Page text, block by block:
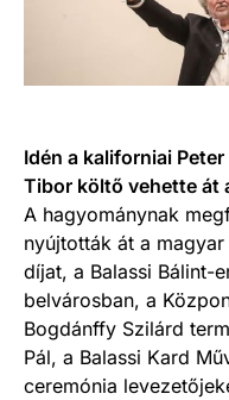
Idén a kaliforniai
Tibor költő vehette át
A hagyománynak
nyújtották át a
díjat, a Balassi Bálint-
belvárosban, a
Bogdánffy Szilárd
Pál, a Balassi Kard
ceremónia